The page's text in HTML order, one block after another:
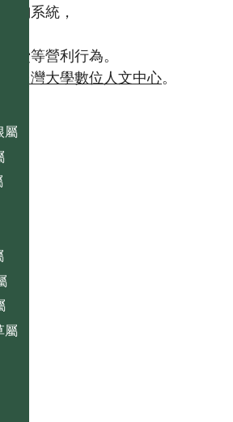
屬
屬
詢系統，
。】
費等營利行為。
台灣大學數位人文中心。